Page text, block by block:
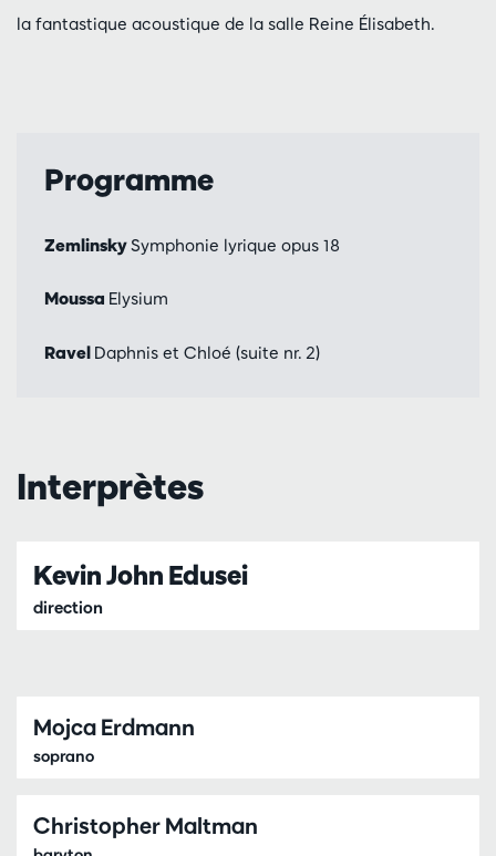
la fantastique acoustique de la salle Reine Élisabeth.
Programme
ZemlinskySymphonie lyrique opus 18
Moussa Elysium
Ravel Daphnis et Chloé (suite nr. 2)
Interprètes
Kevin John Edusei
direction
Mojca Erdmann
soprano
Christopher Maltman